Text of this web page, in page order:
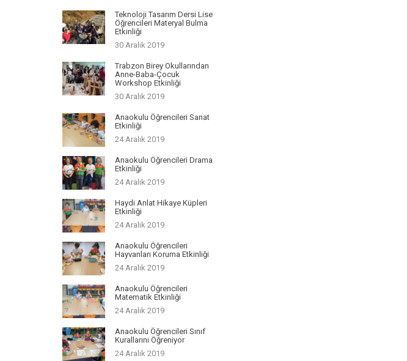
Teknoloji Tasarım Dersi Lise
Öğrencileri Materyal Bulma
Etkinliği
30 Aralık 2019
Trabzon Birey Okullarından
Anne-Baba-Çocuk
Workshop Etkinliği
30 Aralık 2019
Anaokulu Öğrencileri Sanat
Etkinliği
24 Aralık 2019
Anaokulu Öğrencileri Drama
Etkinliği
24 Aralık 2019
Haydi Anlat Hikaye Küpleri
Etkinliği
24 Aralık 2019
Anaokulu Öğrencileri
Hayvanları Koruma Etkinliği
24 Aralık 2019
Anaokulu Öğrencileri
Matematik Etkinliği
24 Aralık 2019
Anaokulu Öğrencileri Sınıf
Kurallarını Öğreniyor
24 Aralık 2019